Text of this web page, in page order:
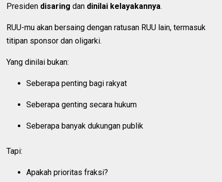
Presiden disaring dan dinilai kelayakannya.
RUU-mu akan bersaing dengan ratusan RUU lain, termasuk
titipan sponsor dan oligarki.
Yang dinilai bukan:
Seberapa penting bagi rakyat
Seberapa genting secara hukum
Seberapa banyak dukungan publik
Tapi:
Apakah prioritas fraksi?